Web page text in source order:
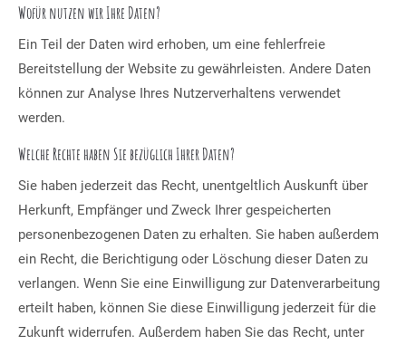
Wofür nutzen wir Ihre Daten?
Ein Teil der Daten wird erhoben, um eine fehlerfreie
Bereitstellung der Website zu gewährleisten. Andere Daten
können zur Analyse Ihres Nutzerverhaltens verwendet
werden.
Welche Rechte haben Sie bezüglich Ihrer Daten?
Sie haben jederzeit das Recht, unentgeltlich Auskunft über
Herkunft, Empfänger und Zweck Ihrer gespeicherten
personenbezogenen Daten zu erhalten. Sie haben außerdem
ein Recht, die Berichtigung oder Löschung dieser Daten zu
verlangen. Wenn Sie eine Einwilligung zur Datenverarbeitung
erteilt haben, können Sie diese Einwilligung jederzeit für die
Zukunft widerrufen. Außerdem haben Sie das Recht, unter